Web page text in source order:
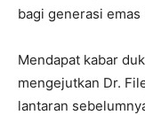
bagi generasi
Mendapat kabar
mengejutkan Dr.
lantaran